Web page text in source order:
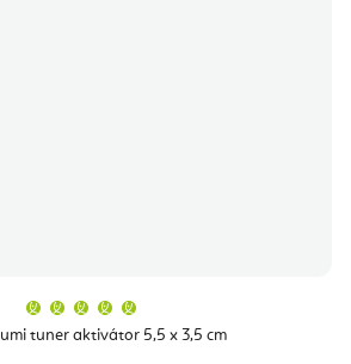
tuner aktivátor 5,5 x 3,5 cm
átlagos
értékelése